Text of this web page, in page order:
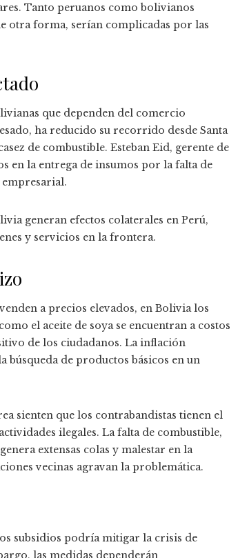
Tanto peruanos como bolivianos
otra forma, serían complicadas por las
que dependen del comercio
ha reducido su recorrido desde Santa
de combustible. Esteban Eid, gerente de
en la entrega de insumos por la falta de
generan efectos colaterales en Perú,
y servicios en la frontera.
a precios elevados, en Bolivia los
el aceite de soya se encuentran a costos
de los ciudadanos. La inflación
búsqueda de productos básicos en un
sienten que los contrabandistas tienen el
ilegales. La falta de combustible,
extensas colas y malestar en la
vecinas agravan la problemática.
subsidios podría mitigar la crisis de
las medidas dependerán